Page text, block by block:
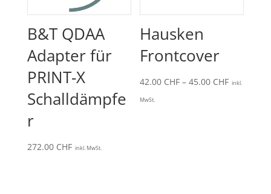
B&T QDAA
Adapter für
PRINT-X
Schalldämpfe
r
272.00 CHF inkl. MwSt.
Hausken
Frontcover
42.00 CHF –45.00 CHF inkl.
MwSt.